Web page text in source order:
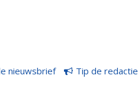
nieuwsbrief Tip de redactie